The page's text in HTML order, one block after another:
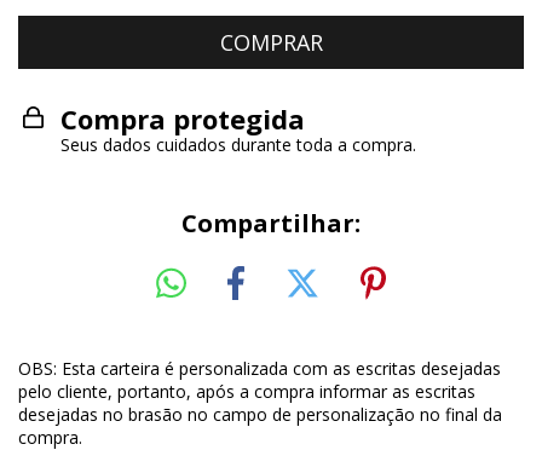
Compra protegida
Seus dados cuidados durante toda a compra.
Compartilhar:
OBS: Esta carteira é personalizada com as escritas desejadas
pelo cliente, portanto, após a compra informar as escritas
desejadas no brasão no campo de personalização no final da
compra.